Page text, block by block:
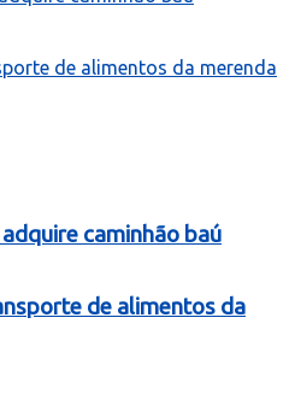
caminhão baú
de alimentos da